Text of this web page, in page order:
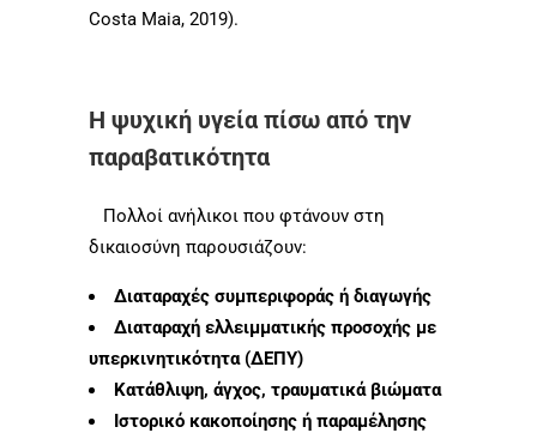
Costa Maia, 2019).
Η ψυχική υγεία πίσω από την
παραβατικότητα
Πολλοί ανήλικοι που φτάνουν στη
δικαιοσύνη παρουσιάζουν:
Διαταραχές συμπεριφοράς ή διαγωγής
Διαταραχή ελλειμματικής προσοχής με
υπερκινητικότητα (ΔΕΠΥ)
Κατάθλιψη, άγχος, τραυματικά βιώματα
Ιστορικό κακοποίησης ή παραμέλησης